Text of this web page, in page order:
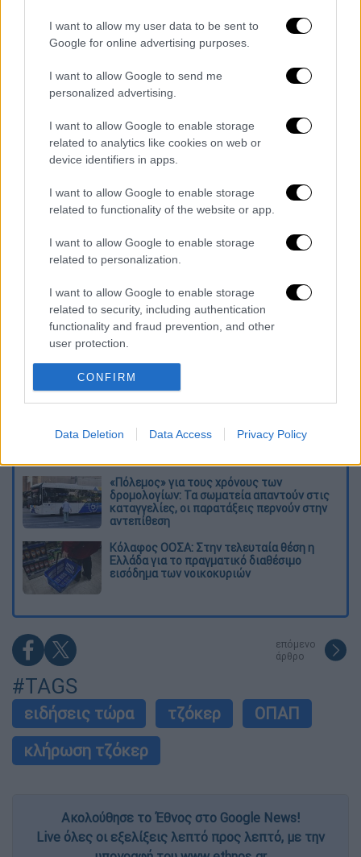
I want to allow my user data to be sent to
Google for online advertising purposes.
I want to allow Google to send me
personalized advertising.
I want to allow Google to enable storage
related to analytics like cookies on web or
device identifiers in apps.
I want to allow Google to enable storage
related to functionality of the website or app.
I want to allow Google to enable storage
related to personalization.
I want to allow Google to enable storage
related to security, including authentication
functionality and fraud prevention, and other
user protection.
CONFIRM
Data Deletion Data Access Privacy Policy
χρονικό της γραφειοκρατίας και πώς
τελικά μπήκε λουκέτο
Ηλικιωμένη στα Τρίκαλα έλαβε εξιτήριο
και περιμένει ασθενοφόρο εδώ και
περίπου δύο 24ωρα - «Δεν της αξίζει
τέτοιος εξευτελισμός»
Θετικός στον στρεπτόκοκκο ο Λάμπρος
δημοσιογράφου
Ρεύμα: Αυτά είναι τα 3 +1 τιμολόγια της
νέας εποχής - Λογαριασμός σταθερός ή
κυμαινόμενος με ή χωρίς ρήτρα
Διαβάστε ακόμη
Δημιούργησαν με AI νέους ιούς μέσα σε
λίγες ώρες - Γιατί προβληματίζονται οι
επιστήμονες
κλόουν μαχαίρωσε μέχρι θανάτου
ηλικιωμένο - Τον κατέγραψε κάμερα
«Πόλεμος» για τους χρόνους των
δρομολογίων: Τα σωματεία απαντούν στις
καταγγελίες, οι παρατάξεις περνούν στην
αντεπίθεση
Κόλαφος ΟΟΣΑ: Στην τελευταία θέση η
Ελλάδα για το πραγματικό διαθέσιμο
εισόδημα των νοικοκυριών
επόμενο
άρθρο
#TAGS
ειδήσεις τώρα τζόκερ
ΟΠΑΠ
κλήρωση τζόκερ
Ακολούθησε το Έθνος στο Google News!
Live όλες οι εξελίξεις λεπτό προς λεπτό, με την